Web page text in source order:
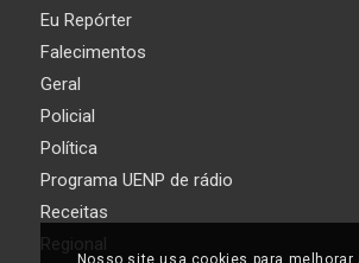
Eu Repórter
Falecimentos
Geral
Policial
Política
Programa UENP de rádio
Receitas
Regional
Nosso site usa cookies para melhorar